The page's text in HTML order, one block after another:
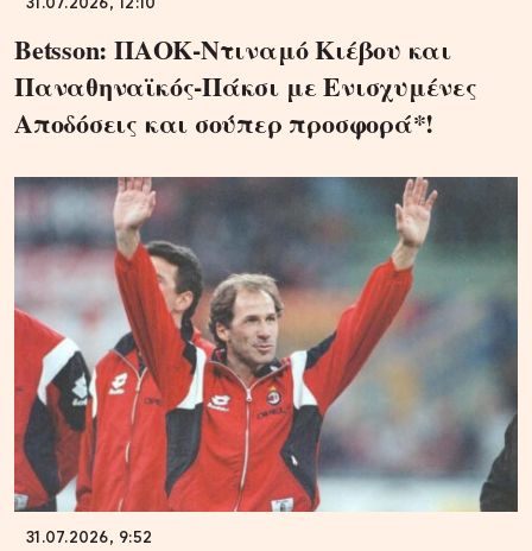
31.07.2026, 12:10
Betsson: ΠΑΟΚ-Ντιναμό Κιέβου και
Παναθηναϊκός-Πάκσι με Ενισχυμένες
Αποδόσεις και σούπερ προσφορά*!
31.07.2026, 9:52